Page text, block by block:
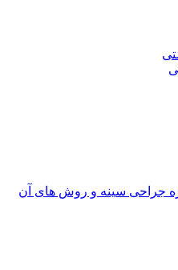
جراحی سینه و روش های آن